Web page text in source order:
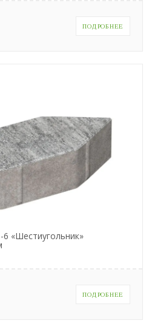
ПОДРОБНЕЕ
«Шестиугольник»
ПОДРОБНЕЕ